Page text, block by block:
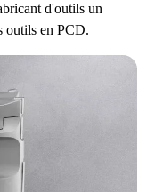
d'outils un
outils en PCD.